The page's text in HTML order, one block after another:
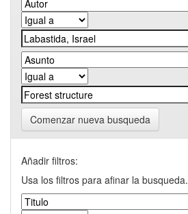
Comenzar nueva busqueda
Añadir filtros:
Usa los filtros para afinar la busqueda.